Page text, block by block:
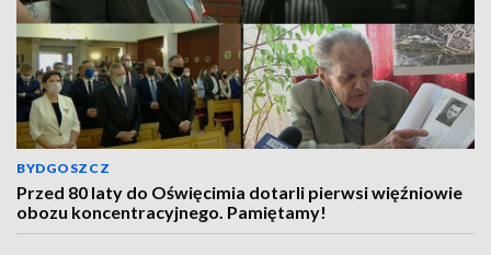
BYDGOSZCZ
Przed 80 laty do Oświęcimia dotarli pierwsi więźniowie
obozu koncentracyjnego. Pamiętamy!